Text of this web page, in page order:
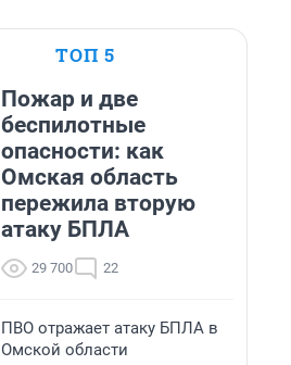
ТОП 5
Пожар и две
беспилотные
опасности: как
Омская область
пережила вторую
атаку БПЛА
29 700 22
ПВО отражает атаку БПЛА в
Омской области